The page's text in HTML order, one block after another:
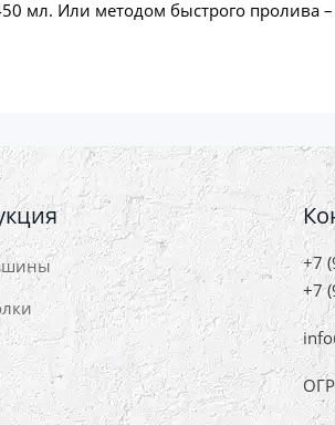
мл. Или методом быстрого пролива
+7
+7